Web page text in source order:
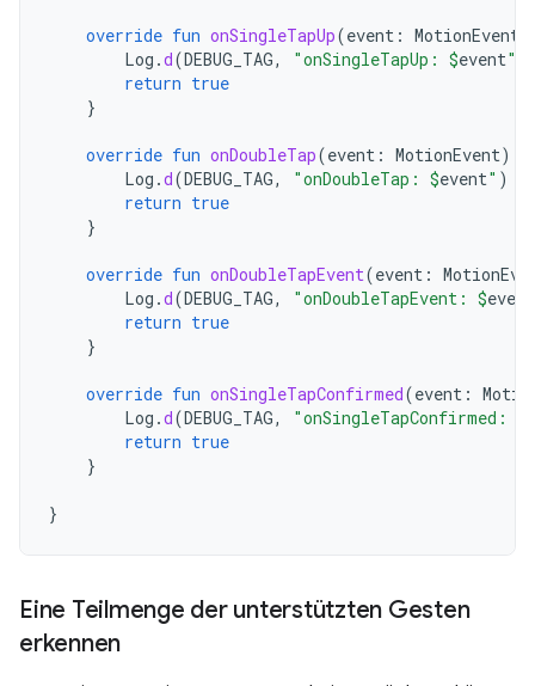
override fun onSingleTapUp(event : MotionEvent
Log .d(DEBUG_TAG, "onSingleTapUp: $event"
return true
}
override fun onDoubleTap(event : MotionEvent):
Log .d(DEBUG_TAG, "onDoubleTap: $event" )
return true
}
override fun onDoubleTapEvent(event :
Log .d(DEBUG_TAG, "onDoubleTapEvent: $event
return true
}
override fun onSingleTapConfirmed(event :
Log .d(DEBUG_TAG, "onSingleTapConfirmed:
return true
}
}
Eine Teilmenge der unterstützten Gesten
erkennen